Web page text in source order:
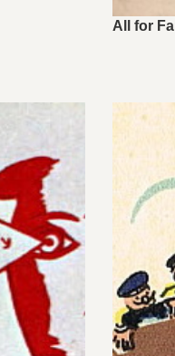
All for